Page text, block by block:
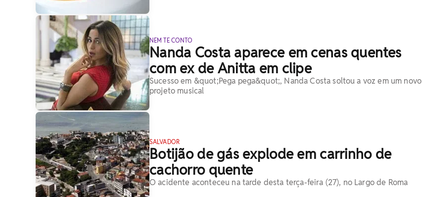
NEM TE CONTO
Nanda Costa aparece em cenas quentes
com ex de Anitta em clipe
Sucesso em &quot;Pega pega&quot;, Nanda Costa soltou a voz em um novo
projeto musical
SALVADOR
Botijão de gás explode em carrinho de
cachorro quente
O acidente aconteceu na tarde desta terça-feira (27), no Largo de Roma